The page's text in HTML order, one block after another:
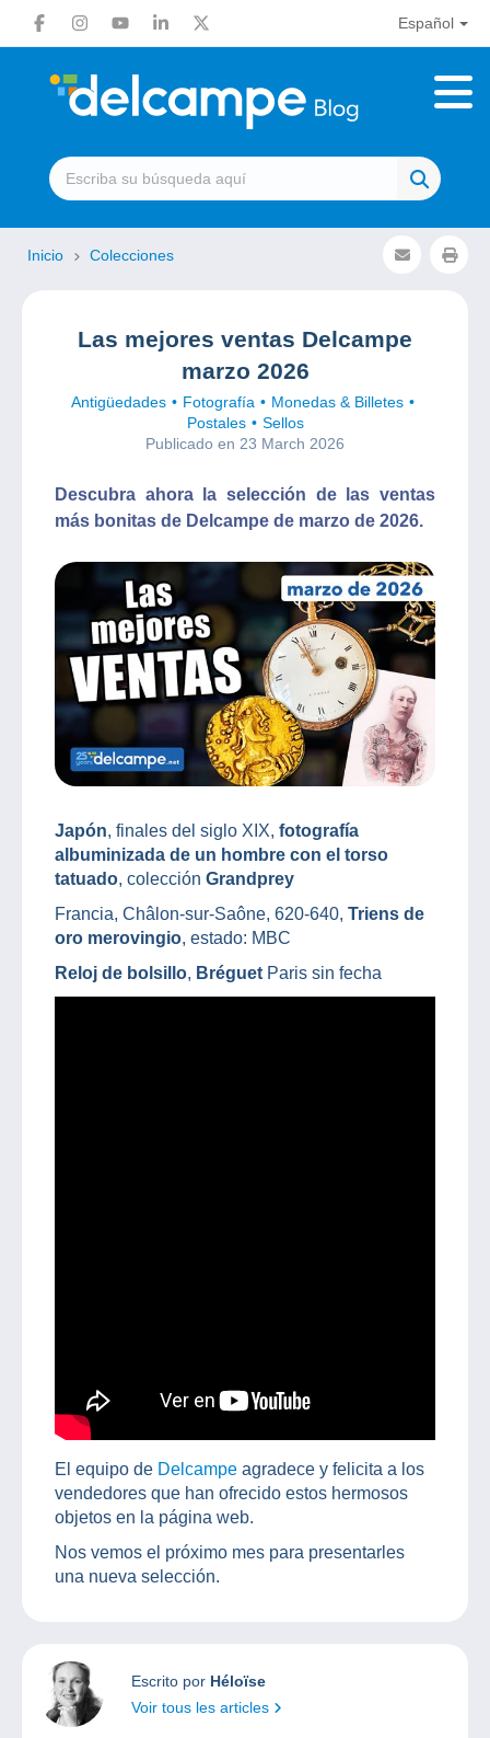
Español
Inicio Colecciones
Las mejores ventas Delcampe
marzo 2026
Antigüedades Fotografía
Monedas & Billetes
Postales
Sellos
Publicado en 23 March 2026
Descubra ahora la selección de las ventas
más bonitas de Delcampe de marzo de 2026.
Japón, finales del siglo XIX, fotografía
albuminizada de un hombre con el torso
tatuado, colección Grandprey
Francia, Châlon-sur-Saône, 620-640, Triens de
oro merovingio, estado: MBC
Reloj de bolsillo, Bréguet Paris sin fecha
El equipo de Delcampe agradece y felicita a los
vendedores que han ofrecido estos hermosos
objetos en la página web.
Nos vemos el próximo mes para presentarles
una nueva selección.
Escrito por Héloïse
Voir tous les articles